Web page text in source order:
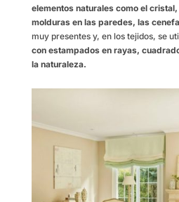
elementos naturales como el
molduras en las paredes, las
muy presentes y, en los tejidos, se
con estampados en rayas,
la naturaleza.